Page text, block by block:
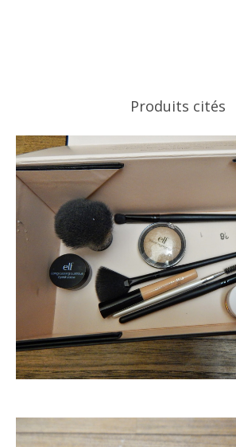
Produits cités